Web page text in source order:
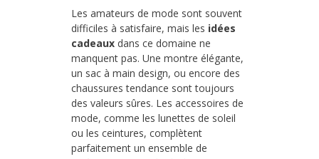
Les amateurs de mode sont souvent
difficiles à satisfaire, mais les idées
cadeaux dans ce domaine ne
manquent pas. Une montre élégante,
un sac à main design, ou encore des
chaussures tendance sont toujours
des valeurs sûres. Les accessoires de
mode, comme les lunettes de soleil
ou les ceintures, complètent
parfaitement un ensemble de